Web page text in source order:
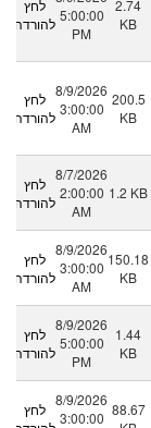
לחץ
להורדה 5:00:00
PM
2.74
KB
לחץ
להורדה
8/9/2026
3:00:00
AM
200.5
KB
לחץ
להורדה
8/7/2026
2:00:00
AM
1.2 KB
לחץ
להורדה
8/9/2026
3:00:00
AM
150.18
KB
לחץ
להורדה
8/9/2026
5:00:00
PM
1.44
KB
לחץ
8/9/2026
3:00:00 88.67